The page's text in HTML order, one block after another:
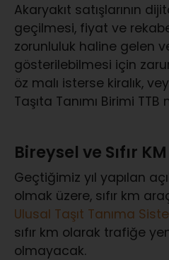
Akaryakıt satışlarının
geçilmesi, fiyat ve
zorunluluk haline gelen
gösterilebilmesi için
öz malı isterse kiralık,
Taşıta Tanımı Birimi
Bireysel ve Sıfır
Geçtiğimiz yıl yapılan
olmak üzere, sıfır km
Ulusal Taşıt Tanıma
sıfır km olarak trafiğe
olmayacak.